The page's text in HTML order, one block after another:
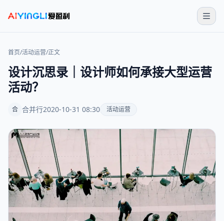
首页/活动运营/正文
设计沉思录｜设计师如何承接大型运营
活动？
合 合并行2020-10-31 08:30 活动运营